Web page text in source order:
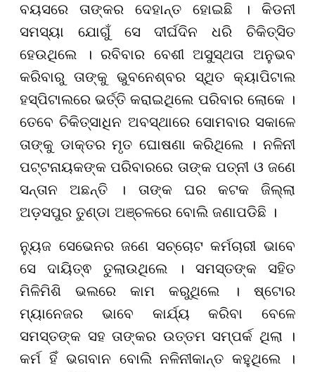
ବୟସରେ ତାଙ୍କର ଦେହାନ୍ତ ହୋଇଛି । କିଡନୀ
ସମସ୍ୟା ଯୋଗୁଁ ସେ ଦୀର୍ଘଦିନ ଧରି ଚିକିତ୍ସିତ
ହେଉଥିଲେ । ରବିବାର ବେଶୀ ଅସୁସ୍ଥତା ଅନୁଭବ
କରିବାରୁ ତାଙ୍କୁ ଭୁବନେଶ୍ବର ସ୍ଥିତ କ୍ୟାପିଟାଲ
ହସ୍ପିଟାଲରେ ଭର୍ତ୍ତି କରାଇଥିଲେ ପରିବାର ଲୋକେ ।
ତେବେ ଚିକିତ୍ସାଧିନ ଅବସ୍ଥାରେ ସୋମବାର ସକାଳେ
ତାଙ୍କୁ ଡାକ୍ତର ମୃତ ଘୋଷଣା କରିଥିଲେ । ନଳିନୀ
ପଟ୍ଟନାୟକଙ୍କ ପରିବାରରେ ତାଙ୍କ ପତ୍ନୀ ଓ ଜଣେ
ସନ୍ତାନ ଅଛନ୍ତି । ତାଙ୍କ ଘର କଟକ ଜିଲ୍ଲା
ଅଡ଼ସପୁର ତୁଣ୍ଡା ଅଞ୍ଚଳରେ ବୋଲି ଜଣାପଡିଛି ।
ନ୍ୟୁଜ ସେଭେନର ଜଣେ ସଚ୍ଚୋଟ କର୍ମଚାରୀ ଭାବେ
ସେ ଦାୟିତ୍ଵ ତୁଲାଉଥିଲେ । ସମସ୍ତଙ୍କ ସହିତ
ମିଳିମିଶି ଭଲରେ କାମ କରୁଥିଲେ । ଷ୍ଟୋର
ମ୍ୟାନେଜର ଭାବେ କାର୍ଯ୍ୟ କରିବା ବେଳେ
ସମସ୍ତଙ୍କ ସହ ତାଙ୍କର ଉତ୍ତମ ସମ୍ପର୍କ ଥିଲା ।
କର୍ମ ହିଁ ଭଗବାନ ବୋଲି ନଳିନୀକାନ୍ତ କହୁଥିଲେ ।